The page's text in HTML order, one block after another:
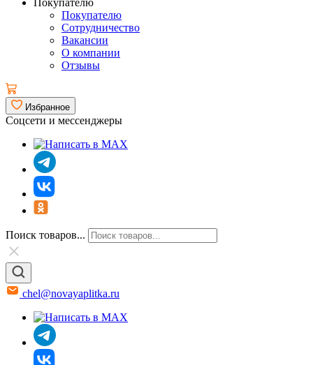
Покупателю
Покупателю
Сотрудничество
Вакансии
О компании
Отзывы
Избранное
Соцсети и мессенджеры
Поиск товаров...
chel@novayaplitka.ru